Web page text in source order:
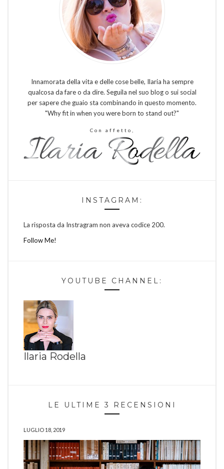
Innamorata della vita e delle cose belle, Ilaria ha sempre
qualcosa da fare o da dire. Seguila nel suo blog o sui social
per sapere che guaio sta combinando in questo momento.
"Why fit in when you were born to stand out?"
Con affetto,
INSTAGRAM:
La risposta da Instragram non aveva codice 200.
Follow Me!
YOUTUBE CHANNEL:
Ilaria Rodella
LE ULTIME 3 RECENSIONI
LUGLIO 18, 2019